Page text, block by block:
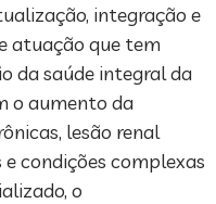
integração e
atuação que tem
da saúde integral da
o aumento da
lesão renal
condições complexas
o